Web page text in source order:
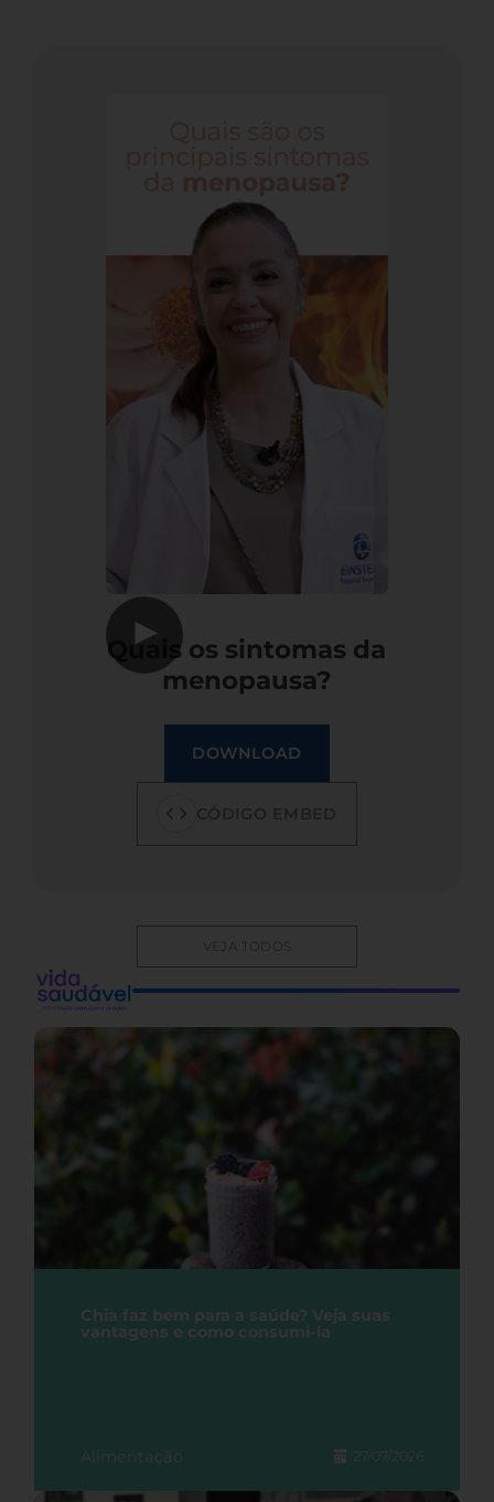
▶
Quais os sintomas da
menopausa?
DOWNLOAD
VEJA TODOS
Chia faz bem para a saúde? Veja suas
vantagens e como consumi-la
Alimentação 27/07/2026